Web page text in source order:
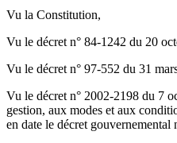
Vu la Constitution,
Vu le décret n° 84-1242 du 20
Vu le décret n° 97-552 du 31
Vu le décret n° 2002-2198 du 7
gestion, aux modes et aux
en date le décret